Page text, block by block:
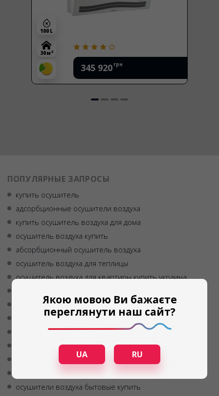
345 920 грн
100 L
30 м 2
ПОПУЛЯРНЫЕ ЗАПРОСЫ
купить осушитель
адсорбционные осушители воздуха
купить осушитель воздуха для дома
осушитель воздуха купить
абсорбционный осушитель воздуха
осушитель воздуха для теплицы
осушитель воздуха для квартиры купить украина
сушильный шкаф для фруктов купить украина
купить осушитель воздуха бытовой
осушитель воздуха для дома купить
осушитель воздуха купить в николаеве
осушитель воздуха передвижной
бытовые осушители воздуха купить
осушители воздуха бытовые купить
Якою мовою Ви бажаєте
переглянути наш сайт?
UA RU